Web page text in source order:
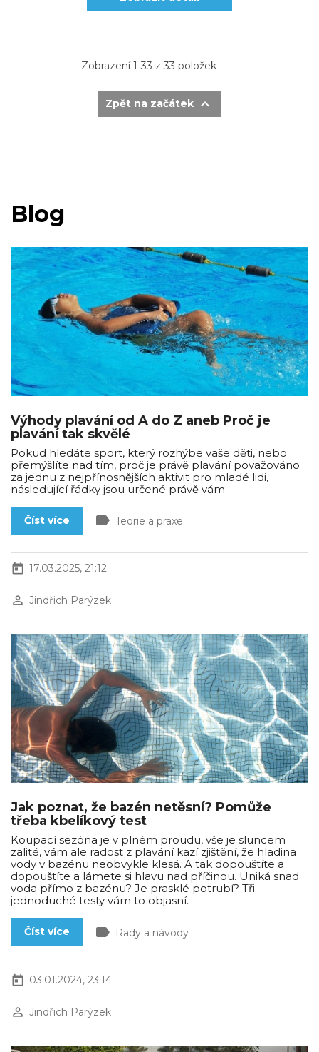
Zobrazení 1-33 z 33 položek
Zpět na začátek 
Blog
Výhody plavání od A do Z aneb Proč je
plavání tak skvělé
Pokud hledáte sport, který rozhýbe vaše děti, nebo
přemýšlíte nad tím, proč je právě plavání považováno
za jednu z nejpřínosnějších aktivit pro mladé lidi,
následující řádky jsou určené právě vám.
Číst více label Teorie a praxe
today 17.03.2025, 21:12
perm_identity Jindřich Parýzek
Jak poznat, že bazén netěsní? Pomůže
třeba kbelíkový test
Koupací sezóna je v plném proudu, vše je sluncem
zalité, vám ale radost z plavání kazí zjištění, že hladina
vody v bazénu neobvykle klesá. A tak dopouštíte a
dopouštíte a lámete si hlavu nad příčinou. Uniká snad
voda přímo z bazénu? Je prasklé potrubí? Tři
jednoduché testy vám to objasní.
Číst více label Rady a návody
today 03.01.2024, 23:14
perm_identity Jindřich Parýzek